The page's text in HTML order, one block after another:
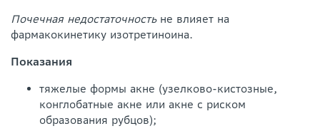
Почечная недостаточность не влияет на
фармакокинетику изотретиноина.
Показания
тяжелые формы акне (узелково-кистозные,
конглобатные акне или акне с риском
образования рубцов);